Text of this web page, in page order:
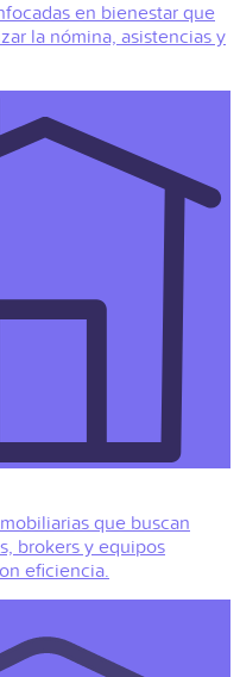
en bienestar que
la nómina, asistencias y
que buscan
brokers y equipos
eficiencia.